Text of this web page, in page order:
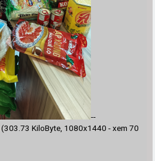
--
(303.73 KiloByte, 1080x1440 - xem 70